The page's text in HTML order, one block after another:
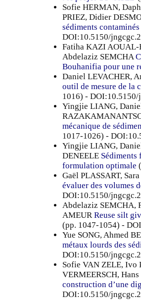
Sofie HERMAN,
PRIEZ, Didier
sédiments
DOI:10.5150/
Fatiha KAZI AOUAL-
Abdelaziz SEMCHA
Bouhanifia pour une
Daniel LEVACHER,
outil de mesure de la
1016) - DOI:10.5150/
Yingjie LIANG,
mécanique de
1017-1026) -
Yingjie LIANG,
DENEELE Sédiments
formulation optimale
Gaël PLASSART,
évaluer des volumes
DOI:10.5150/
Abdelaziz SEMCHA,
AMEURReuse silt
(pp. 1047-1054) -
Yue SONG, Ahmed
métaux lourds des
DOI:10.5150/
Sofie VAN ZELE, Ivo
VERMEERSCH,
construction d’une
DOI:10.5150/